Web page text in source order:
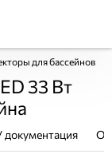
для бассейнов
33 Вт
документация